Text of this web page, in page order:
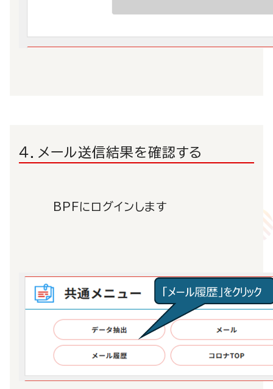
４．メール送信結果を確認する
BPFにログインします